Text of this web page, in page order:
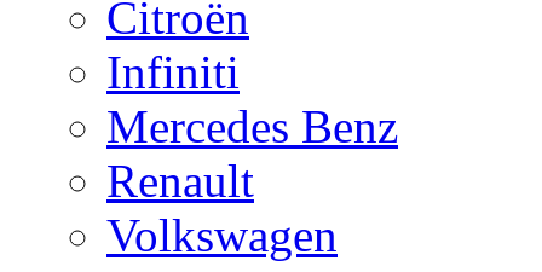
Citroën
Infiniti
Mercedes Benz
Renault
Volkswagen